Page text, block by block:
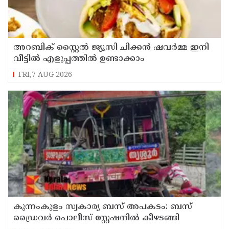
അറബിക് സ്റ്റൈൽ ജ്യൂസി ചിക്കൻ ഷവർമ്മ ഇനി
വീട്ടിൽ എളുപ്പത്തിൽ ഉണ്ടാക്കാം
FRI,7 AUG 2026
കുന്നംകുളം സ്വകാര്യ ബസ് അപകടം: ബസ്
ഡ്രൈവർ പൊലീസ് സ്റ്റേഷനിൽ കീഴടങ്ങി